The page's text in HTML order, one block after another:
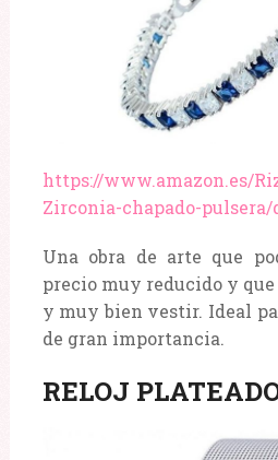
https://www.amazon.es/
Zirconia-chapado-pulsera/
Una obra de arte que
precio muy reducido y
y muy bien vestir. Ideal
de gran importancia.
RELOJ